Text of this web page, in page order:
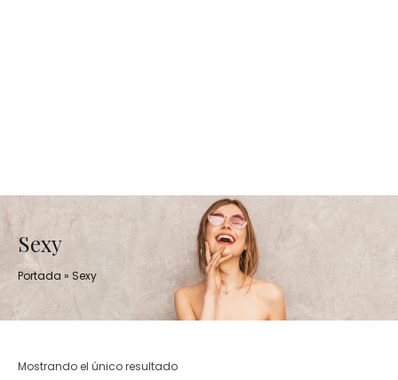
Sexy
Portada » Sexy
Mostrando el único resultado